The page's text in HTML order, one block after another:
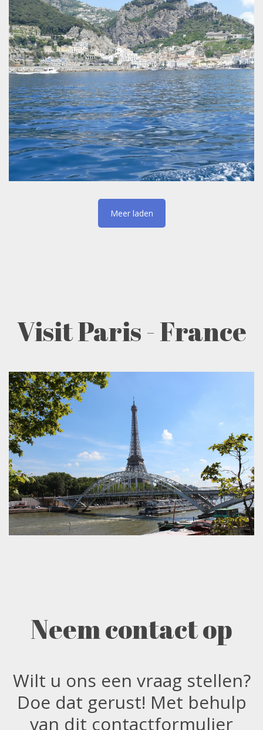
Visit Paris - France
Neem contact op
Wilt u ons een vraag stellen?
Doe dat gerust! Met behulp
van dit contactformulier